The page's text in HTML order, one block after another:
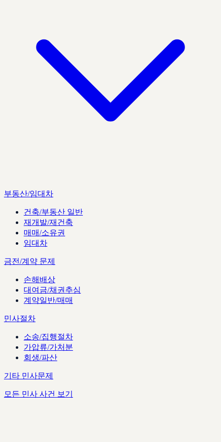
부동산/임대차
건축/부동산 일반
재개발/재건축
매매/소유권
임대차
금전/계약 문제
손해배상
대여금/채권추심
계약일반/매매
민사절차
소송/집행절차
가압류/가처분
회생/파산
기타 민사문제
모든 민사 사건 보기